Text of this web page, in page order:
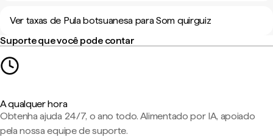
Ver taxas de Pula botsuanesa para Som quirguiz
Suporte que você pode contar
A qualquer hora
Obtenha ajuda 24/7, o ano todo. Alimentado por IA, apoiado
pela nossa equipe de suporte.